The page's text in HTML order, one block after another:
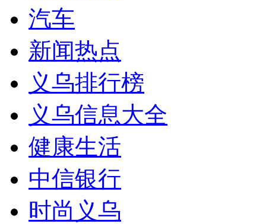
汽车
新闻热点
义乌排行榜
义乌信息大全
健康生活
中信银行
时尚义乌